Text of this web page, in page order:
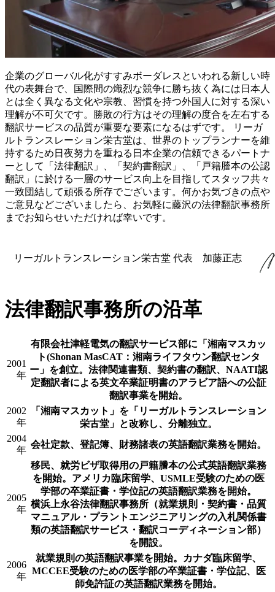
企業のグローバル化がすすみボーダレスといわれる新しい時
代の表舞台で、国際間の熾烈な競争に勝ち抜く為には日本人
とは全く異なる文化や宗教、習慣を持つ外国人に対する深い
理解が不可欠です。勝敗の行方はその理解の度合を左右する
翻訳サービスの品質が重要な要素になるはずです。 リーガ
ルトランスレーション栄古堂は、世界のトップランナーを維
持するため日夜努力を重ねる日本企業の信頼できるパートナ
ーとして「法律翻訳」、「契約書翻訳」、「戸籍謄本の公認
翻訳」に於ける一層のサービス向上を目指してスタッフ共々
一致団結して頑張る所存でございます。何かお気づきの点や
ご意見などございましたら、お気軽に藤沢の法律翻訳事務所
までお知らせいただければ幸いです。
リーガルトランスレーション栄古堂 代表 加藤正志
法律翻訳事務所の沿革
2001
年
有限会社津軽電気の翻訳サービス部に「湘南マスカッ
ト(Shonan MasCAT：湘南ライフタウン翻訳センタ
ー」を創立。法律関連書類、契約書の翻訳、NAATI認
定翻訳者による英文卒業証明書のアラビア語への公証
翻訳事業を開始。
2002
年
「湘南マスカット」を「リーガルトランスレーション
栄古堂」と改称し、分離独立。
2004
年
会社定款、登記簿、財務諸表の英語翻訳業務を開始。
2005
年
移民、就労ビザ取得用の戸籍謄本の公式英語翻訳業務
を開始。アメリカ臨床留学、USMLE受験のための医
学部の卒業証書・学位記の英語翻訳業務を開始。
横浜上永谷法律翻訳事務所（就業規則・契約書・品質
マニュアル・プラントエンジニアリングの入札関係書
類の英語翻訳サービス・翻訳コーディネーション部）
を開設。
2006
年
就業規則の英語翻訳事業を開始。カナダ臨床留学、
MCCEE受験のための医学部の卒業証書・学位記、医
師免許証の英語翻訳業務を開始。